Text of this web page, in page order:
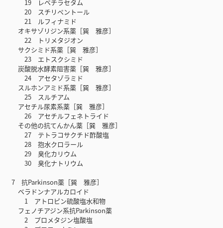
19 レベチラセタム
20 スチリペントール
21 ルフィナミド
オキサゾリジン系薬［巽 雅彦］
22 トリメタジオン
サクシミド系薬［巽 雅彦］
23 エトスクシミド
炭酸脱水酵素阻害薬［巽 雅彦］
24 アセタゾラミド
スルホンアミド系薬［巽 雅彦］
25 スルチアム
アセチル尿素系薬［巽 雅彦］
26 アセチルフェネトライド
その他の抗てんかん薬［巽 雅彦］
27 テトラコサクチド酢酸塩
28 抱水クロラール
29 臭化カリウム
30 臭化ナトリウム
7 抗Parkinson薬［巽 雅彦］
ベラドンナアルカロイド
1 アトロピン硫酸塩水和物
フェノチアジン系抗Parkinson薬
2 プロメタジン塩酸塩